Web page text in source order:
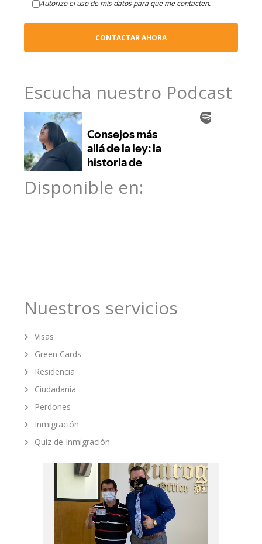
Autorizo el uso de mis datos para que me contacten.
Escucha nuestro Podcast
Disponible en:
Nuestros servicios
Visas
Green Cards
Residencia
Ciudadanía
Perdones
Inmigración
Quiz de Inmigración